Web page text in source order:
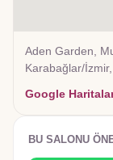
Aden Garden,
Karabağlar/
Google
BU SALONU